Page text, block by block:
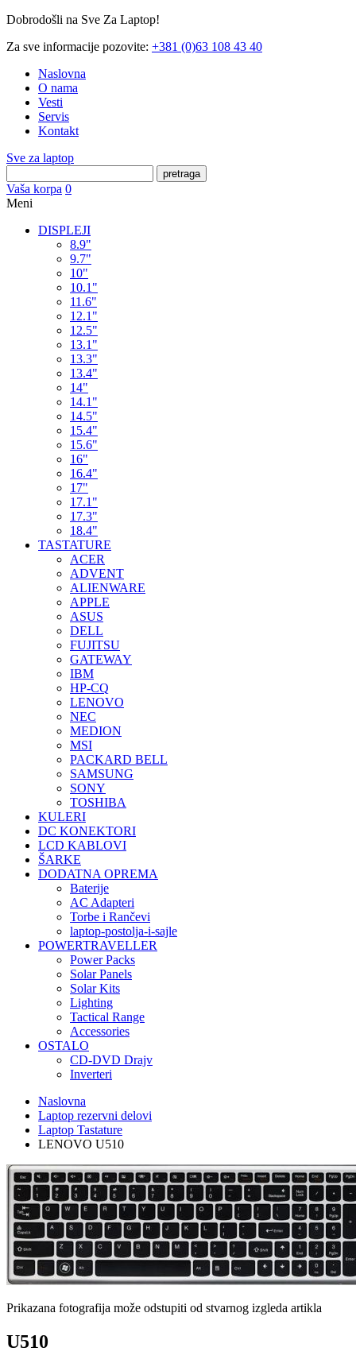
Dobrodošli na Sve Za Laptop!
Za sve informacije pozovite: +381 (0)63 108 43 40
Naslovna
O nama
Vesti
Servis
Kontakt
Sve za laptop
pretraga
Vaša korpa 0
Meni
DISPLEJI
8.9"
9.7"
10"
10.1"
11.6"
12.1"
12.5"
13.1"
13.3"
13.4"
14"
14.1"
14.5"
15.4"
15.6"
16"
16.4"
17"
17.1"
17.3"
18.4"
TASTATURE
ACER
ADVENT
ALIENWARE
APPLE
ASUS
DELL
FUJITSU
GATEWAY
IBM
HP-CQ
LENOVO
NEC
MEDION
MSI
PACKARD BELL
SAMSUNG
SONY
TOSHIBA
KULERI
DC KONEKTORI
LCD KABLOVI
ŠARKE
DODATNA OPREMA
Baterije
AC Adapteri
Torbe i Rančevi
laptop-postolja-i-sajle
POWERTRAVELLER
Power Packs
Solar Panels
Solar Kits
Lighting
Tactical Range
Accessories
OSTALO
CD-DVD Drajv
Inverteri
Naslovna
Laptop rezervni delovi
Laptop Tastature
LENOVO U510
Prikazana fotografija može odstupiti od stvarnog izgleda artikla
U510